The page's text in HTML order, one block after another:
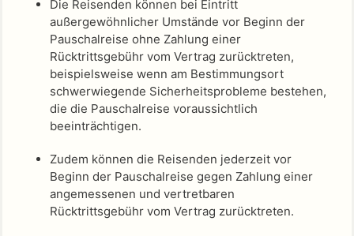
Die Reisenden können bei Eintritt
außergewöhnlicher Umstände vor Beginn der
Pauschalreise ohne Zahlung einer
Rücktrittsgebühr vom Vertrag zurücktreten,
beispielsweise wenn am Bestimmungsort
schwerwiegende Sicherheitsprobleme bestehen,
die die Pauschalreise voraussichtlich
beeinträchtigen.
Zudem können die Reisenden jederzeit vor
Beginn der Pauschalreise gegen Zahlung einer
angemessenen und vertretbaren
Rücktrittsgebühr vom Vertrag zurücktreten.